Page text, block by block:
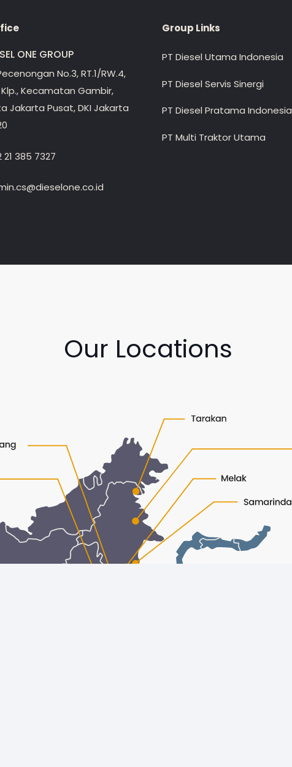
ONE GROUP
No.3, RT.1/RW.4,
Klp., Kecamatan Gambir,
Jakarta Pusat, DKI Jakarta
21 385 7327
Group Links
PT Diesel Utama Indonesia
PT Diesel Servis Sinergi
PT Diesel Pratama Indonesia
PT Multi Traktor Utama
Our Locations